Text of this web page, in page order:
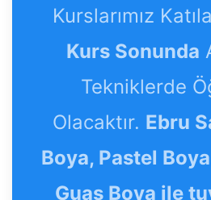
Kurslarımız
Kurs Sonunda
Tekniklerde
Olacaktır. Ebru
Boya, Pastel
Guaş Boya ile